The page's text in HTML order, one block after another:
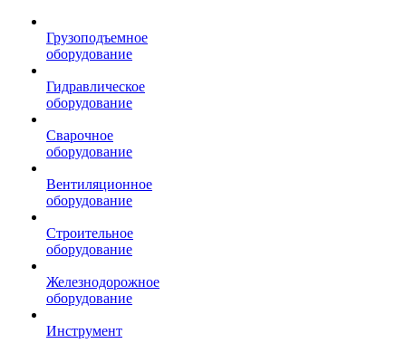
Грузоподъемное
оборудование
Гидравлическое
оборудование
Сварочное
оборудование
Вентиляционное
оборудование
Строительное
оборудование
Железнодорожное
оборудование
Инструмент